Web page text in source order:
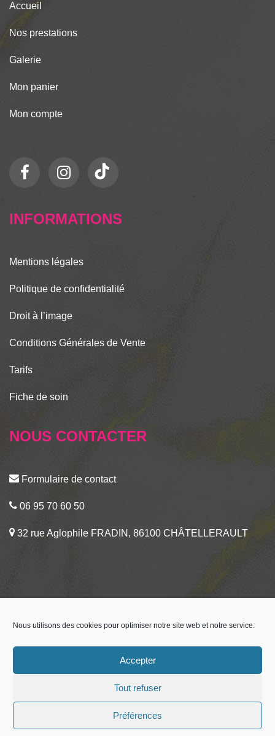
Nous utilisons des cookies pour optimiser notre site web et notre service.
Accepter
Tout refuser
Préférences
Accueil
Nos prestations
Galerie
Mon panier
Mon compte
INFORMATIONS
Mentions légales
Politique de confidentialité
Droit à l’image
Conditions Générales de Vente
Tarifs
Fiche de soin
NOUS CONTACTER
Formulaire de contact
06 95 70 60 50
32 rue Aglophile FRADIN, 86100 CHÂTELLERAULT
Copyright ©2026 Glossy Beauty Tous droits réservés